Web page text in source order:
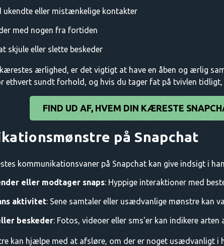
ukendte eller mistænkelige kontakter
med nogen fra fortiden
skjule eller slette beskeder
ærlighed, er det vigtigt at have en åben og ærlig
ethvert sundt forhold, og hvis du tager fat på tvivlen
FIND UD AF, HVEM DIN KÆRESTE
på Snapchat
kommunikationsvaner på Snapchat kan give indsigt i
eller modtager snaps: Hyppige interaktioner med
aktivitet: Sene samtaler eller usædvanlige mønstre kan
beskeder: Fotos, videoer eller sms'er kan indikere arten
kan hjælpe med at afsløre, om der er noget usædvanligt i